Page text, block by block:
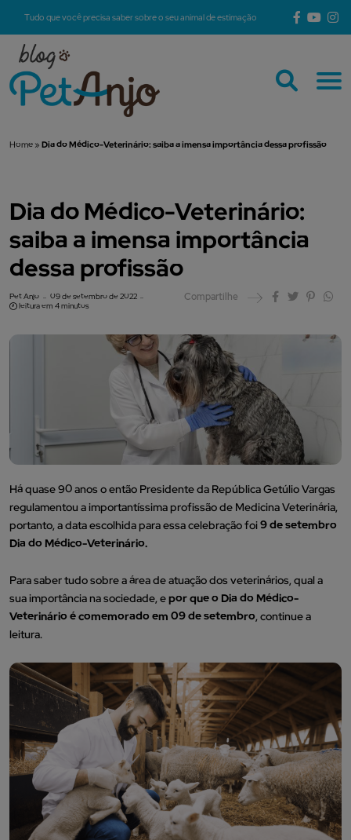
Tudo que você precisa saber sobre o seu animal de estimação
Home » Dia do Médico-Veterinário: saiba a imensa importância dessa profissão
Dia do Médico-Veterinário:
saiba a imensa importância
dessa profissão
Pet Anjo
09 de setembro de 2022
leitura em 4 minutos
Compartilhe
Há quase 90 anos o então Presidente da República Getúlio Vargas
regulamentou a importantíssima profissão de Medicina Veterinária,
portanto, a data escolhida para essa celebração foi9 de setembro
Dia do Médico-Veterinário.
Para saber tudo sobre a área de atuação dos veterinários, qual a
sua importância na sociedade, epor que o Dia do Médico-
Veterinário é comemorado em 09 de setembro, continue a
leitura.